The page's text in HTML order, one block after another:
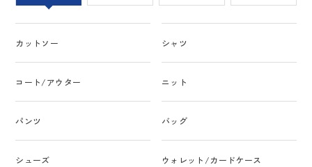
カットソー シャツ
コート/アウター ニット
パンツ バッグ
シューズ ウォレット/カードケース